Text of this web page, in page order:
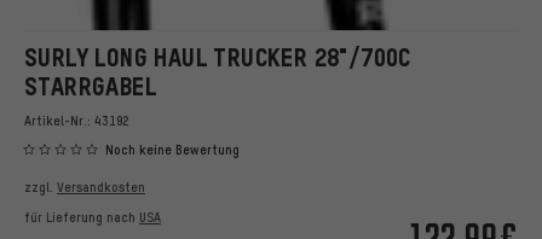
SURLY LONG HAUL TRUCKER 28"/700C
STARRGABEL
Artikel-Nr.: 43192
Noch keine Bewertung
zzgl. Versandkosten
für Lieferung nach USA